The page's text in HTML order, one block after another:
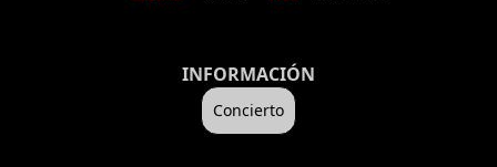
INFORMACIÓN
Concierto